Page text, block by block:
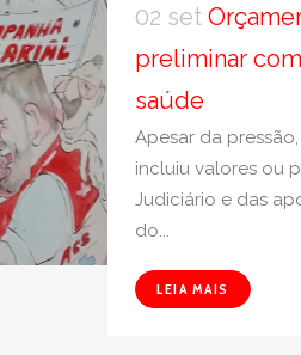
02 set
preliminar
saúde
Apesar da
incluiu valores ou
Judiciário e das
do...
LEIA MAIS